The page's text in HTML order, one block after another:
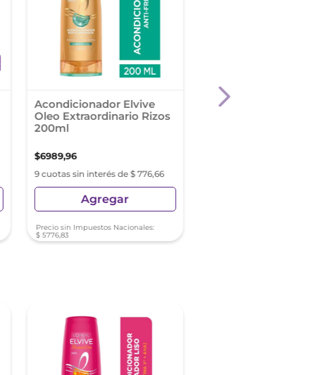
Acondicionador Elvive
Oleo Extraordinario Rizos
200ml
$6989,96
9 cuotas sin interés de $ 776,66
Agregar
Precio sin Impuestos Nacionales:
$ 5776,83
Acondicionador